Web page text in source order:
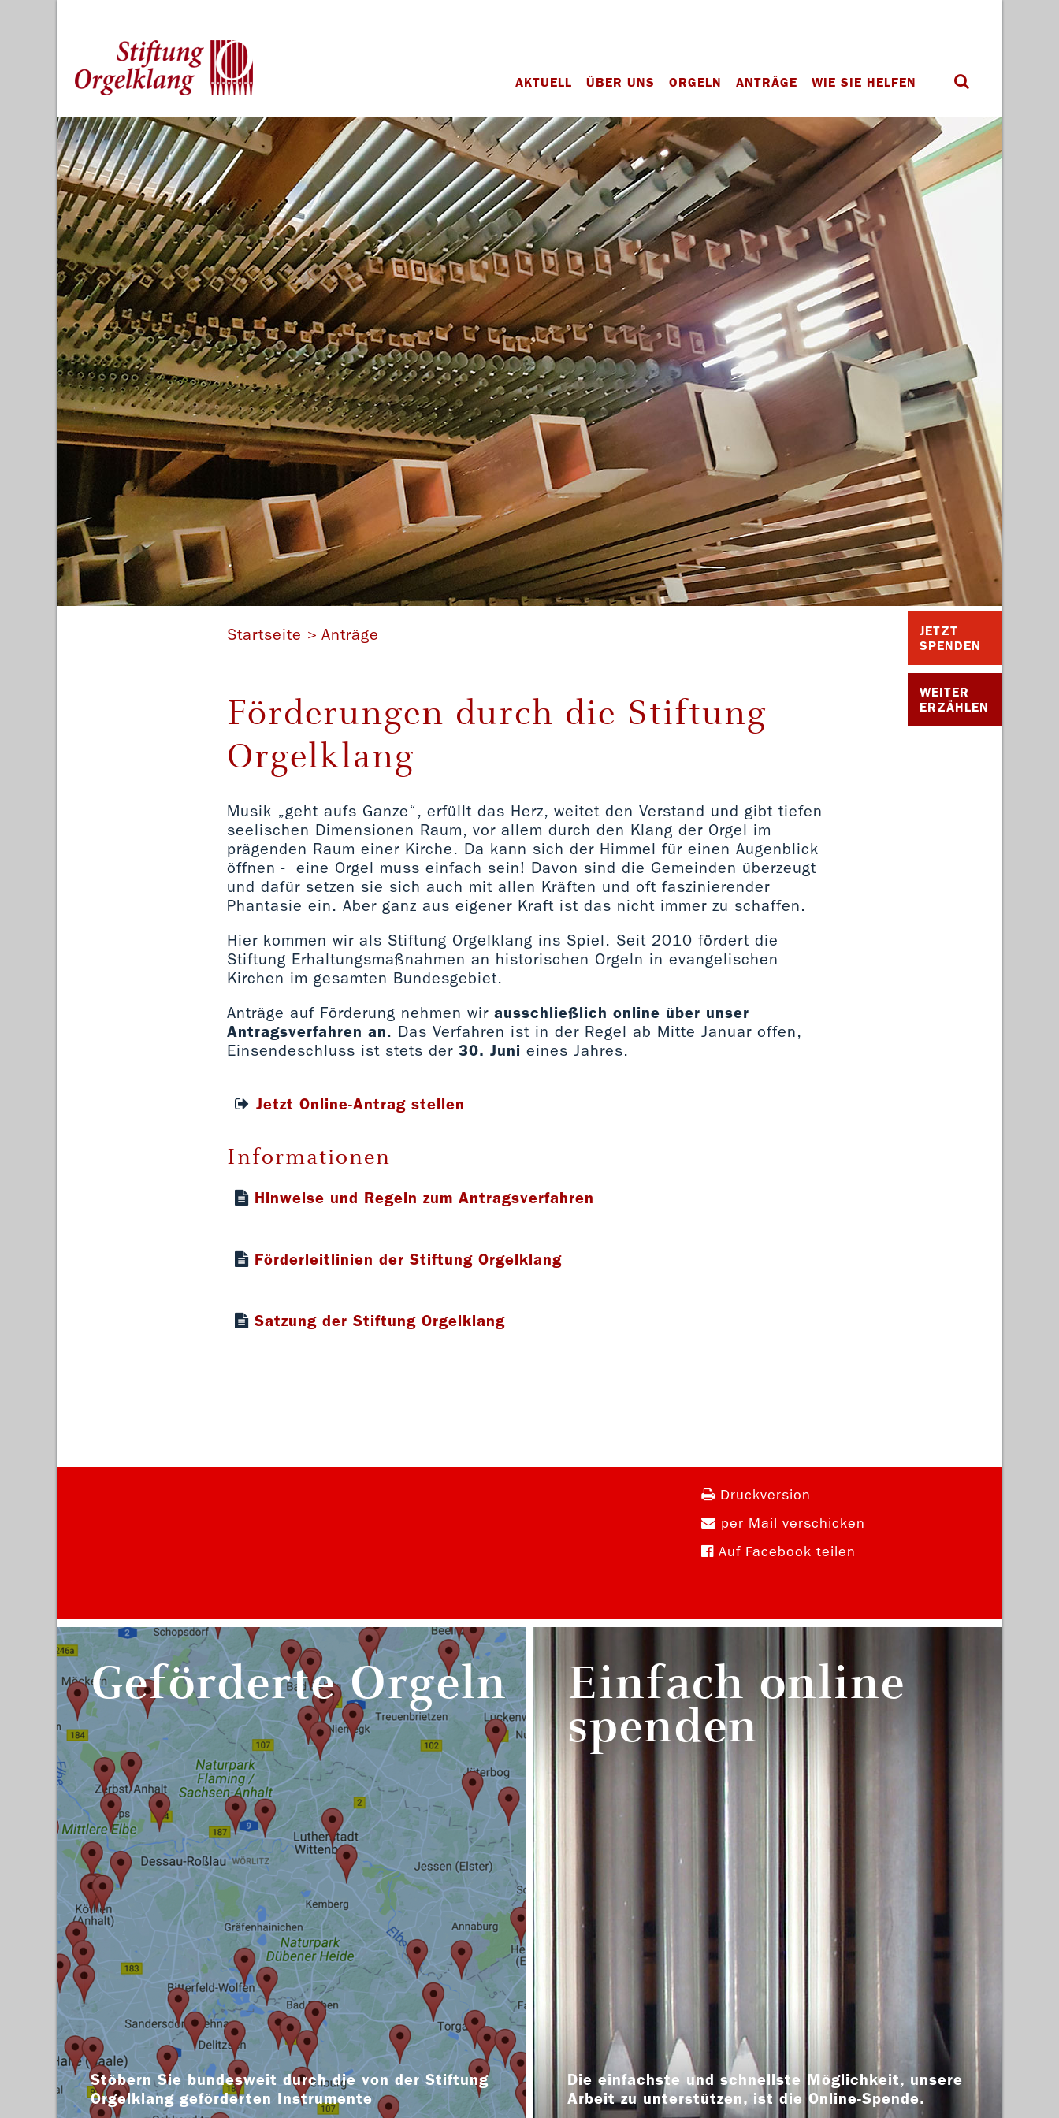
AKTUELL ÜBER UNS ORGELN ANTRÄGE WIE SIE HELFEN
Blick in die Gast-Orgel von 1861 in der Dorfkirche Grano (Brandenburg). 2019 von der Stiftung gefördert
JETZT
SPENDEN
WEITER
ERZÄHLEN
Startseite Anträge
Förderungen durch die Stiftung
Orgelklang
Musik „geht aufs Ganze“, erfüllt das Herz, weitet den Verstand und gibt tiefen
seelischen Dimensionen Raum, vor allem durch den Klang der Orgel im
prägenden Raum einer Kirche. Da kann sich der Himmel für einen Augenblick
öffnen - eine Orgel muss einfach sein! Davon sind die Gemeinden überzeugt
und dafür setzen sie sich auch mit allen Kräften und oft faszinierender
Phantasie ein. Aber ganz aus eigener Kraft ist das nicht immer zu schaffen.
Hier kommen wir als Stiftung Orgelklang ins Spiel. Seit 2010 fördert die
Stiftung Erhaltungsmaßnahmen an historischen Orgeln in evangelischen
Kirchen im gesamten Bundesgebiet.
Anträge auf Förderung nehmen wir ausschließlich online über unser
Antragsverfahren an. Das Verfahren ist in der Regel ab Mitte Januar offen,
Einsendeschluss ist stets der 30. Juni eines Jahres.
Jetzt Online-Antrag stellen
Informationen
Hinweise und Regeln zum Antragsverfahren
Förderleitlinien der Stiftung Orgelklang
Satzung der Stiftung Orgelklang
Druckversion
per Mail verschicken
Auf Facebook teilen
Geförderte Orgeln
Stöbern Sie bundesweit durch die von der Stiftung
Orgelklang geförderten Instrumente
Einfach online
spenden
Die einfachste und schnellste Möglichkeit, unsere
Arbeit zu unterstützen, ist die Online-Spende.